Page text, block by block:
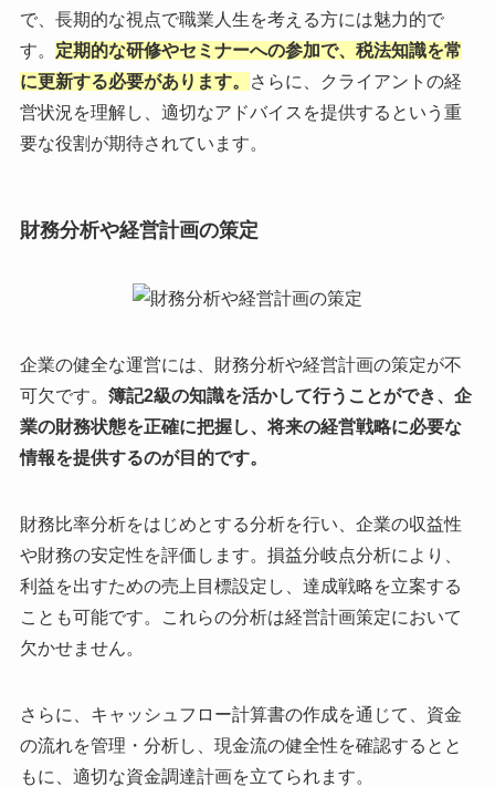
で、長期的な視点で職業人生を考える方には魅力的で
す。 定期的な研修やセミナーへの参加で、税法知識を常
に更新する必要があります。
さらに、クライアントの経
営状況を理解し、適切なアドバイスを提供するという重
要な役割が期待されています。
財務分析や経営計画の策定
企業の健全な運営には、財務分析や経営計画の策定が不
可欠です。 簿記2級の知識を活かして行うことができ、企
業の財務状態を正確に把握し、将来の経営戦略に必要な
情報を提供するのが目的です。
財務比率分析をはじめとする分析を行い、企業の収益性
や財務の安定性を評価します。損益分岐点分析により、
利益を出すための売上目標設定し、達成戦略を立案する
ことも可能です。これらの分析は経営計画策定において
欠かせません。
さらに、キャッシュフロー計算書の作成を通じて、資金
の流れを管理・分析し、現金流の健全性を確認するとと
もに、適切な資金調達計画を立てられます。